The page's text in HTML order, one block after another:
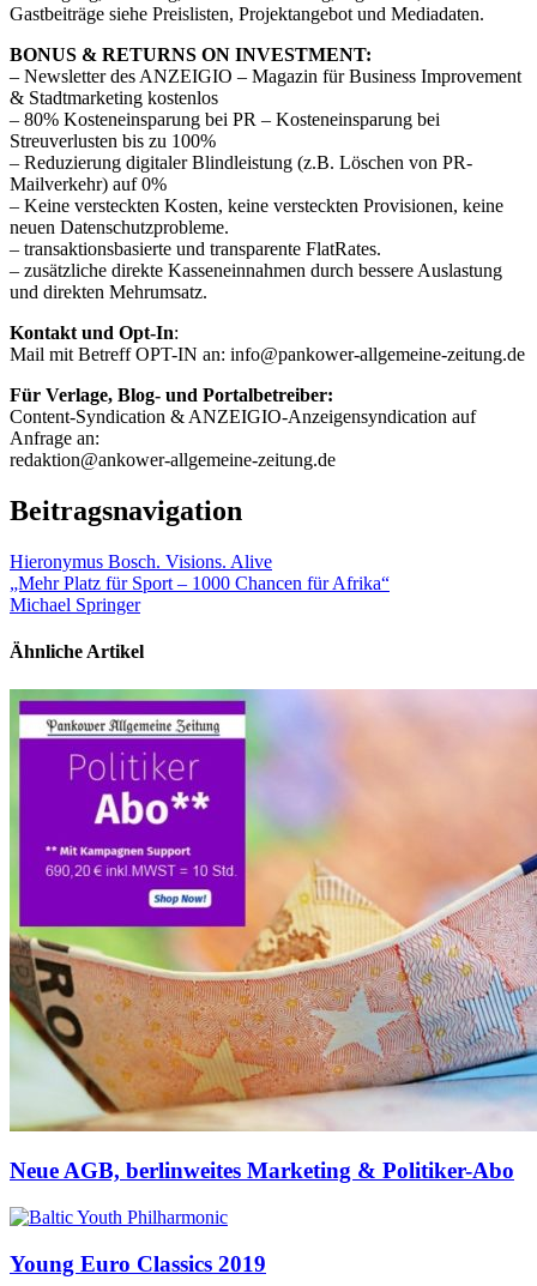
Gastbeiträge siehe Preislisten, Projektangebot und Mediadaten.
BONUS & RETURNS ON INVESTMENT:
– Newsletter des ANZEIGIO – Magazin für Business Improvement
& Stadtmarketing kostenlos
– 80% Kosteneinsparung bei PR – Kosteneinsparung bei
Streuverlusten bis zu 100%
– Reduzierung digitaler Blindleistung (z.B. Löschen von PR-
Mailverkehr) auf 0%
– Keine versteckten Kosten, keine versteckten Provisionen, keine
neuen Datenschutzprobleme.
– transaktionsbasierte und transparente FlatRates.
– zusätzliche direkte Kasseneinnahmen durch bessere Auslastung
und direkten Mehrumsatz.
Kontakt und Opt-In:
Mail mit Betreff OPT-IN an: info@pankower-allgemeine-zeitung.de
Für Verlage, Blog- und Portalbetreiber:
Content-Syndication & ANZEIGIO-Anzeigensyndication auf
Anfrage an:
redaktion@ankower-allgemeine-zeitung.de
Beitragsnavigation
Hieronymus Bosch. Visions. Alive
„Mehr Platz für Sport – 1000 Chancen für Afrika“
Michael Springer
Ähnliche Artikel
Neue AGB, berlinweites Marketing & Politiker-Abo
Young Euro Classics 2019